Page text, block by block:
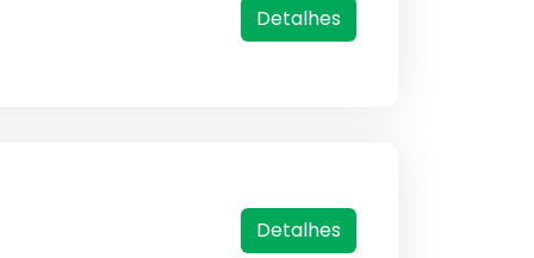
Detalhes
Detalhes